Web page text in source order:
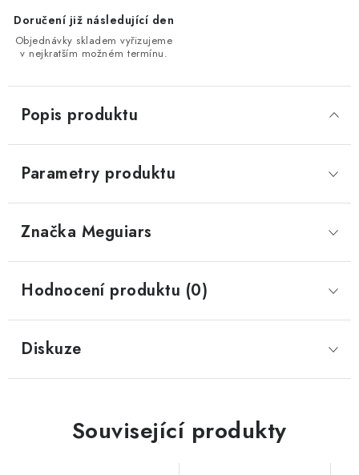
Doručení již následující den
Objednávky skladem vyřizujeme
v nejkratším možném termínu.
Popis produktu
Parametry produktu
Značka Meguiars
Hodnocení produktu (0)
Diskuze
Související produkty